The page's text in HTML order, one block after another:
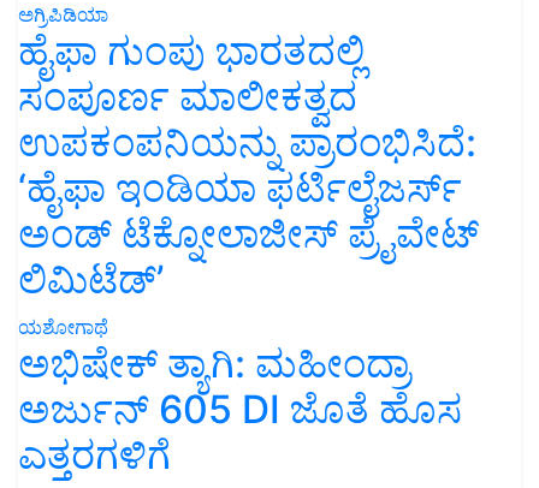
ಅಗ್ರಿಪಿಡಿಯಾ
ಹೈಫಾ ಗುಂಪು ಭಾರತದಲ್ಲಿ
ಸಂಪೂರ್ಣ ಮಾಲೀಕತ್ವದ
ಉಪಕಂಪನಿಯನ್ನು ಪ್ರಾರಂಭಿಸಿದೆ:
‘ಹೈಫಾ ಇಂಡಿಯಾ ಫರ್ಟಿಲೈಜರ್ಸ್
ಅಂಡ್ ಟೆಕ್ನೋಲಾಜೀಸ್ ಪ್ರೈವೇಟ್
ಲಿಮಿಟೆಡ್’
ಯಶೋಗಾಥೆ
ಅಭಿಷೇಕ್ ತ್ಯಾಗಿ: ಮಹೀಂದ್ರಾ
ಅರ್ಜುನ್ 605 DI ಜೊತೆ ಹೊಸ
ಎತ್ತರಗಳಿಗೆ